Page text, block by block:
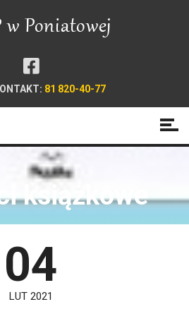
81 820-40-77
książkowe
04
LUT 2021